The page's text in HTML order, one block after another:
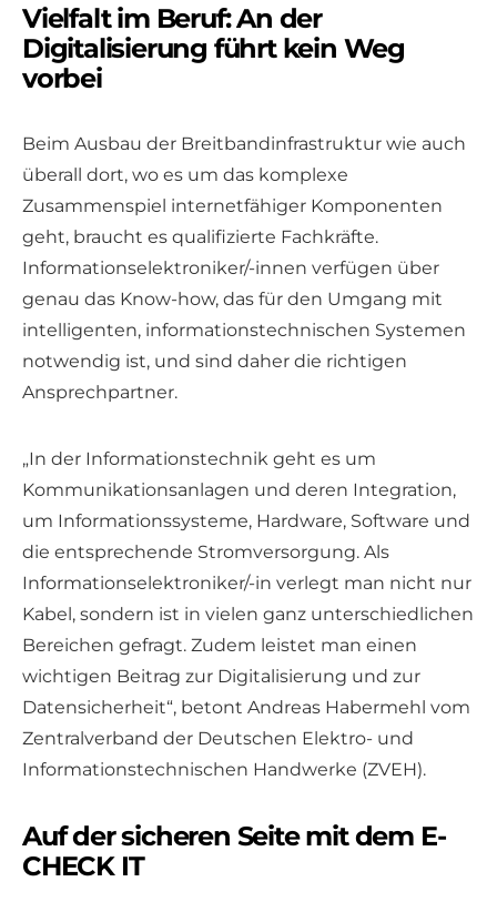
Vielfalt im Beruf: An der
Digitalisierung führt kein Weg
vorbei
Beim Ausbau der Breitbandinfrastruktur wie auch
überall dort, wo es um das komplexe
Zusammenspiel internetfähiger Komponenten
geht, braucht es qualifizierte Fachkräfte.
Informationselektroniker/-innen verfügen über
genau das Know-how, das für den Umgang mit
intelligenten, informationstechnischen Systemen
notwendig ist, und sind daher die richtigen
Ansprechpartner.
„In der Informationstechnik geht es um
Kommunikationsanlagen und deren Integration,
um Informationssysteme, Hardware, Software und
die entsprechende Stromversorgung. Als
Informationselektroniker/-in verlegt man nicht nur
Kabel, sondern ist in vielen ganz unterschiedlichen
Bereichen gefragt. Zudem leistet man einen
wichtigen Beitrag zur Digitalisierung und zur
Datensicherheit“, betont Andreas Habermehl vom
Zentralverband der Deutschen Elektro- und
Informationstechnischen Handwerke (ZVEH).
Auf der sicheren Seite mit dem E-
CHECK IT